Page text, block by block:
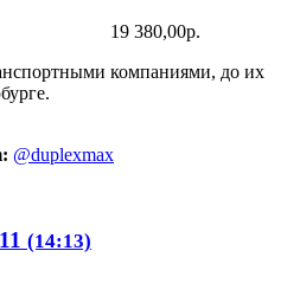
380,00р.
компаниями, до их
@duplexmax
(14:13)